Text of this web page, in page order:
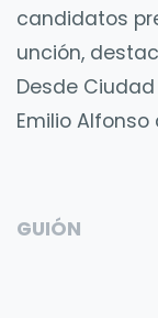
candidatos
unción,
Desde
Emilio Alfonso
GUIÓN